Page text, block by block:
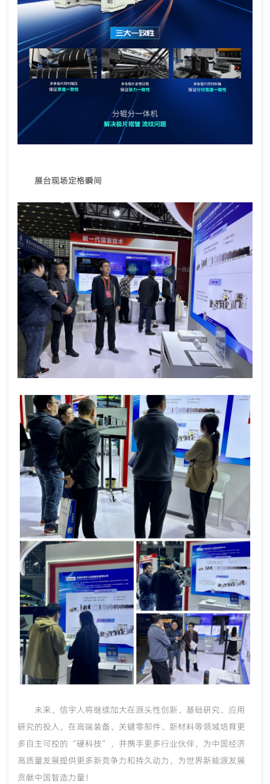
展台现场定格瞬间
未来，信宇人将继续加大在源头性创新、基础研究、应用
研究的投入，在高端装备、关键零部件、新材料等领域培育更
多自主可控的 “硬科技”，并携手更多行业伙伴，为中国经济
高质量发展提供更多新竞争力和持久动力，为世界新能源发展
贡献中国智造力量！